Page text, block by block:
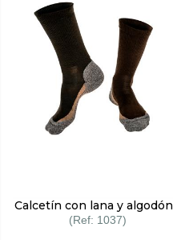
Calcetín con lana y algodón
1037